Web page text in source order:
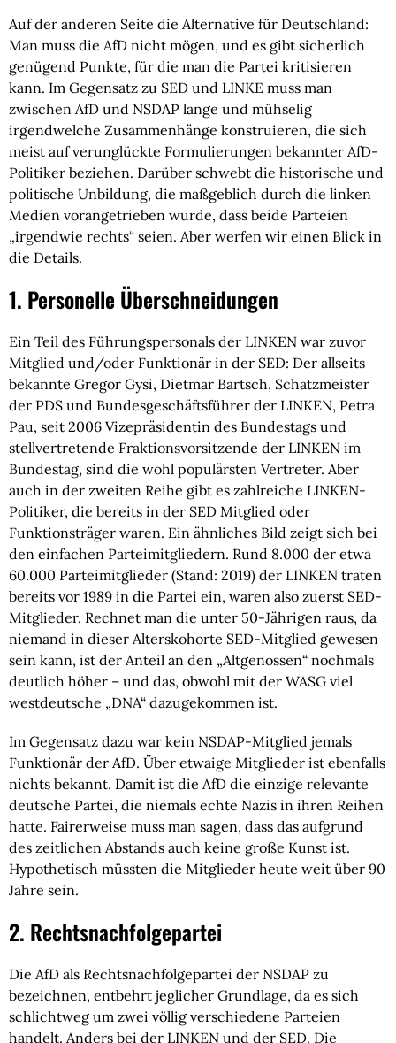
Auf der anderen Seite die Alternative für Deutschland:
Man muss die AfD nicht mögen, und es gibt sicherlich
genügend Punkte, für die man die Partei kritisieren
kann. Im Gegensatz zu SED und LINKE muss man
zwischen AfD und NSDAP lange und mühselig
irgendwelche Zusammenhänge konstruieren, die sich
meist auf verunglückte Formulierungen bekannter AfD-
Politiker beziehen. Darüber schwebt die historische und
politische Unbildung, die maßgeblich durch die linken
Medien vorangetrieben wurde, dass beide Parteien
„irgendwie rechts“ seien. Aber werfen wir einen Blick in
die Details.
1. Personelle Überschneidungen
Ein Teil des Führungspersonals der LINKEN war zuvor
Mitglied und/oder Funktionär in der SED: Der allseits
bekannte Gregor Gysi, Dietmar Bartsch, Schatzmeister
der PDS und Bundesgeschäftsführer der LINKEN, Petra
Pau, seit 2006 Vizepräsidentin des Bundestags und
stellvertretende Fraktionsvorsitzende der LINKEN im
Bundestag, sind die wohl populärsten Vertreter. Aber
auch in der zweiten Reihe gibt es zahlreiche LINKEN-
Politiker, die bereits in der SED Mitglied oder
Funktionsträger waren. Ein ähnliches Bild zeigt sich bei
den einfachen Parteimitgliedern. Rund 8.000 der etwa
60.000 Parteimitglieder (Stand: 2019) der LINKEN traten
bereits vor 1989 in die Partei ein, waren also zuerst SED-
Mitglieder. Rechnet man die unter 50-Jährigen raus, da
niemand in dieser Alterskohorte SED-Mitglied gewesen
sein kann, ist der Anteil an den „Altgenossen“ nochmals
deutlich höher – und das, obwohl mit der WASG viel
westdeutsche „DNA“ dazugekommen ist.
Im Gegensatz dazu war kein NSDAP-Mitglied jemals
Funktionär der AfD. Über etwaige Mitglieder ist ebenfalls
nichts bekannt. Damit ist die AfD die einzige relevante
deutsche Partei, die niemals echte Nazis in ihren Reihen
hatte. Fairerweise muss man sagen, dass das aufgrund
des zeitlichen Abstands auch keine große Kunst ist.
Hypothetisch müssten die Mitglieder heute weit über 90
Jahre sein.
2. Rechtsnachfolgepartei
Die AfD als Rechtsnachfolgepartei der NSDAP zu
bezeichnen, entbehrt jeglicher Grundlage, da es sich
schlichtweg um zwei völlig verschiedene Parteien
handelt. Anders bei der LINKEN und der SED. Die